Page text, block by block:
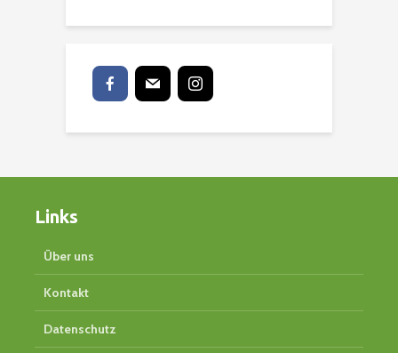
Links
Über uns
Kontakt
Datenschutz